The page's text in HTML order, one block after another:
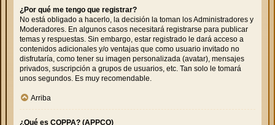
¿Por qué me tengo que registrar?
No está obligado a hacerlo, la decisión la toman los Administradores y
Moderadores. En algunos casos necesitará registrarse para publicar
temas y respuestas. Sin embargo, estar registrado le dará acceso a
contenidos adicionales y/o ventajas que como usuario invitado no
disfrutaría, como tener su imagen personalizada (avatar), mensajes
privados, suscripción a grupos de usuarios, etc. Tan solo le tomará
unos segundos. Es muy recomendable.
Arriba
¿Qué es COPPA? (APPCO)